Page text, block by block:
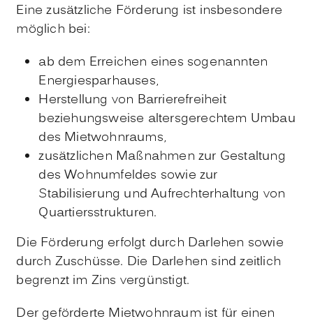
Eine zusätzliche Förderung ist insbesondere
möglich bei:
ab dem Erreichen eines sogenannten
Energiesparhauses,
Herstellung von Barrierefreiheit
beziehungsweise altersgerechtem Umbau
des Mietwohnraums,
zusätzlichen Maßnahmen zur Gestaltung
des Wohnumfeldes sowie zur
Stabilisierung und Aufrechterhaltung von
Quartiersstrukturen.
Die Förderung erfolgt durch Darlehen sowie
durch Zuschüsse. Die Darlehen sind zeitlich
begrenzt im Zins vergünstigt.
Der geförderte Mietwohnraum ist für einen